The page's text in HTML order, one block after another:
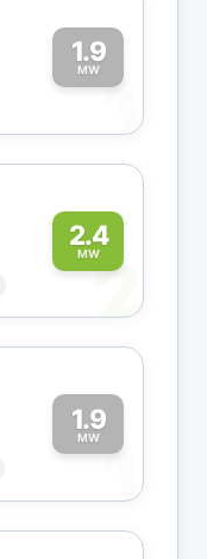
1.9
MW1
2.4
MW2
1.9
MW1